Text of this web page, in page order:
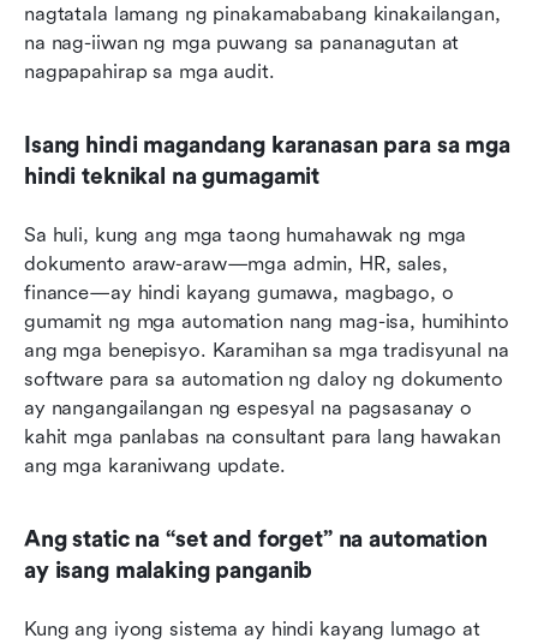
nagtatala lamang ng pinakamababang kinakailangan,
na nag-iiwan ng mga puwang sa pananagutan at
nagpapahirap sa mga audit.
Isang hindi magandang karanasan para sa mga
hindi teknikal na gumagamit
Sa huli, kung ang mga taong humahawak ng mga
dokumento araw-araw—mga admin, HR, sales,
finance—ay hindi kayang gumawa, magbago, o
gumamit ng mga automation nang mag-isa, humihinto
ang mga benepisyo. Karamihan sa mga tradisyunal na
software para sa automation ng daloy ng dokumento
ay nangangailangan ng espesyal na pagsasanay o
kahit mga panlabas na consultant para lang hawakan
ang mga karaniwang update.
Ang static na “set and forget” na automation
ay isang malaking panganib
Kung ang iyong sistema ay hindi kayang lumago at